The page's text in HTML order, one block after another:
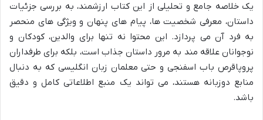
یک خلاصه جامع و تحلیلی از این کتاب ارزشمند، به بررسی جزئیات
داستان، معرفی شخصیت ها، پیام های پنهان و ویژگی های منحصر
به فرد آن می پردازد. این محتوا نه تنها برای والدین، کودکان و
نوجوانان علاقه مند به مرور داستان جذاب است، بلکه برای طرفداران
پروپاقرص باب اسفنجی و حتی معلمان زبان انگلیسی که به دنبال
منابع دوزبانه هستند، می تواند یک منبع اطلاعاتی کامل و دقیق
باشد.